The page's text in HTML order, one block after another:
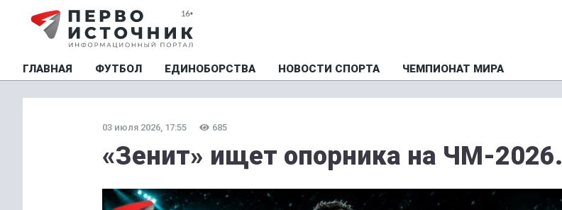
ГЛАВНАЯ ФУТБОЛ ЕДИНОБОРСТВА НОВОСТИ СПОРТА ЧЕМПИОНАТ МИРА
03 июля 2026, 17:55 685
«Зенит» ищет опорника на ЧМ-2026.